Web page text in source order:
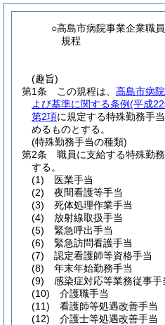
○高島市病院事業企業職
規程
(趣旨)
第1条
この規程は、 高島市病
よび基準に関する条例(平成
第2項に規定する特殊勤務手
めるものとする。
(特殊勤務手当の種類)
第2条
職員に支給する特殊勤
する。
(1)
医業手当
(2)
夜間看護等手当
(3)
死体処理作業手当
(4)
放射線取扱手当
(5)
緊急呼出手当
(6)
緊急訪問看護手当
(7)
認定看護師等資格手当
(8)
年末年始勤務手当
(9)
感染症対応等業務従事手
(10)
介護職手当
(11)
看護師等処遇改善手当
(12)
介護士等処遇改善手当